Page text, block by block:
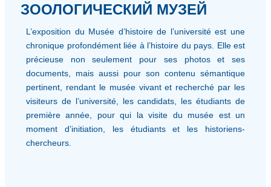
ЗООЛОГИЧЕСКИЙ МУЗЕЙ
L’exposition du Musée d’histoire de l’université est une
chronique profondément liée à l’histoire du pays. Elle est
précieuse non seulement pour ses photos et ses
documents, mais aussi pour son contenu sémantique
pertinent, rendant le musée vivant et recherché par les
visiteurs de l’université, les candidats, les étudiants de
première année, pour qui la visite du musée est un
moment d’initiation, les étudiants et les historiens-
chercheurs.